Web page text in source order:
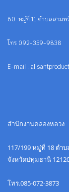
60 หมู่ที่ 11 ตำบลสามพ
โทร 092-359-9838
E-mail :
สำนักงานคลองหลวง
117/199 หมูู่ที่ 18 ตำ
จังหวัดปทุมธานี
โทร.085-072-3873